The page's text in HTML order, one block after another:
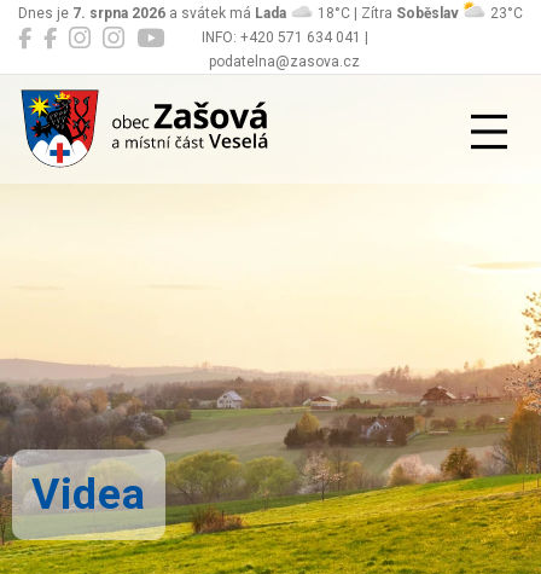
INFO: +420 571 634 041 |
podatelna@zasova.cz
Dnes je 7. srpna 2026 a svátek má Lada 18°C | Zítra Soběslav 23°C
Zašová
Videa